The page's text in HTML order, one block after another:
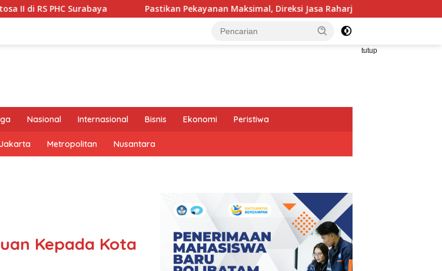
Pastikan Pekayanan Maksimal, Direksi Jasa Raharja Tinjau Korban Kebakaran KM Mutiara Sentosa
tutup
Nasional Internasional Bisnis Ekonomi Peristiwa
Metropolitan Nusantara
Kepada Kota